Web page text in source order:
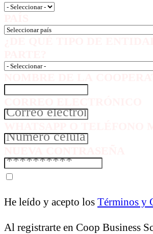
He leído y acepto los Términos y
Al registrarte en Coop Business